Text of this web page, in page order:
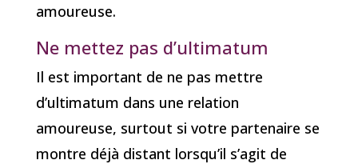
amoureuse.
Ne mettez pas d’ultimatum
Il est important de ne pas mettre
d’ultimatum dans une relation
amoureuse, surtout si votre partenaire se
montre déjà distant lorsqu’il s’agit de